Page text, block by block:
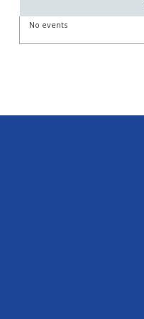
No events